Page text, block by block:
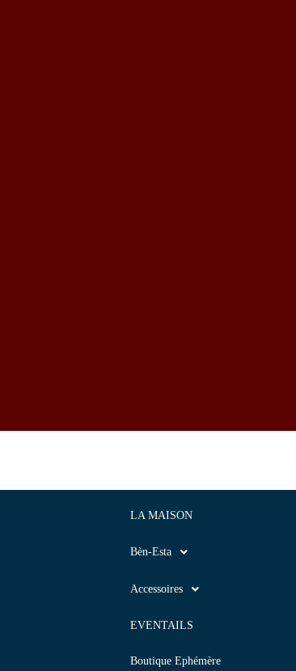
LA MAISON
Bèn-Esta
Accessoires
EVENTAILS
Boutique Ephémère